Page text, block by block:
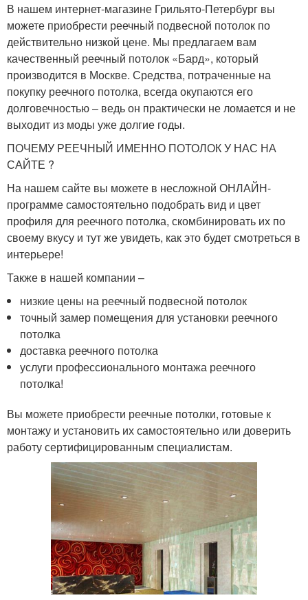
В нашем интернет-магазине Грильято-Петербург вы
можете приобрести реечный подвесной потолок по
действительно низкой цене. Мы предлагаем вам
качественный реечный потолок «Бард», который
производится в Москве. Средства, потраченные на
покупку реечного потолка, всегда окупаются его
долговечностью – ведь он практически не ломается и не
выходит из моды уже долгие годы.
ПОЧЕМУ РЕЕЧНЫЙ ИМЕННО ПОТОЛОК У НАС НА
САЙТЕ ?
На нашем сайте вы можете в несложной ОНЛАЙН-
программе самостоятельно подобрать вид и цвет
профиля для реечного потолка, скомбинировать их по
своему вкусу и тут же увидеть, как это будет смотреться в
интерьере!
Также в нашей компании –
низкие цены на реечный подвесной потолок
точный замер помещения для установки реечного
потолка
доставка реечного потолка
услуги профессионального монтажа реечного
потолка!
Вы можете приобрести реечные потолки, готовые к
монтажу и установить их самостоятельно или доверить
работу сертифицированным специалистам.